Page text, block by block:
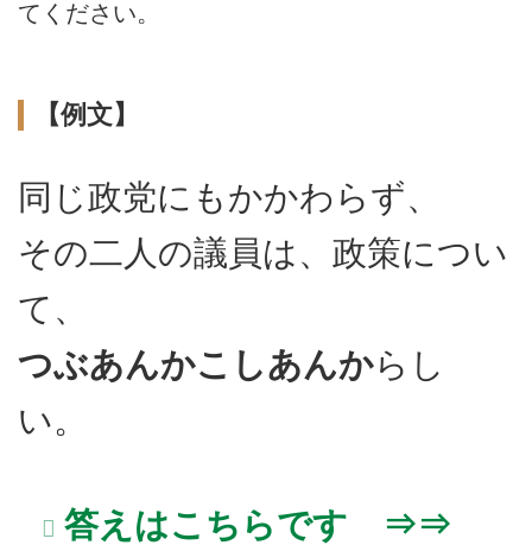
てください。
【例文】
同じ政党にもかかわらず、
その二人の議員は、政策につい
て、
つぶあんかこしあんからし
い。
答えはこちらです ⇒⇒